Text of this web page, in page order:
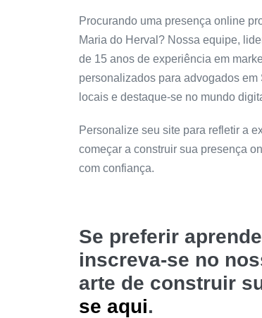
Procurando uma presença online
Maria do Herval? Nossa equipe,
de 15 anos de experiência em
personalizados para advogados
locais e destaque-se no mundo
Personalize seu site para refletir a
começar a construir sua presença
com confiança.
Se preferir
inscreva-se no
arte de construir
se aqui.